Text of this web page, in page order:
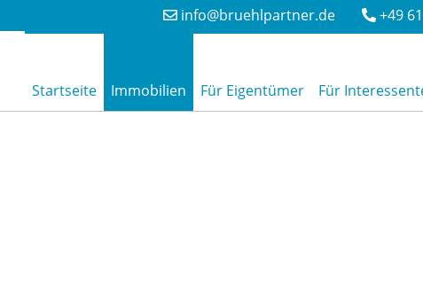
info@bruehlpartner.de +49
Startseite Immobilien Für Eigentümer Für